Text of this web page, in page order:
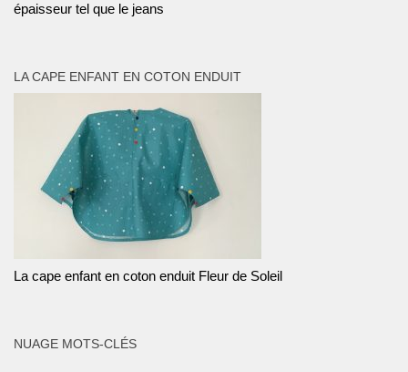
épaisseur tel que le jeans
LA CAPE ENFANT EN COTON ENDUIT
La cape enfant en coton enduit Fleur de Soleil
NUAGE MOTS-CLÉS